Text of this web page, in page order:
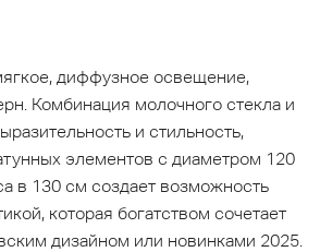
диффузное освещение,
Комбинация молочного стекла и
и стильность,
элементов с диаметром 120
в 130 см создает возможность
которая богатством сочетает
дизайном или новинками 2025.